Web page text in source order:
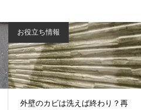
お役立ち情報
外壁のカビは洗えば終わり？再